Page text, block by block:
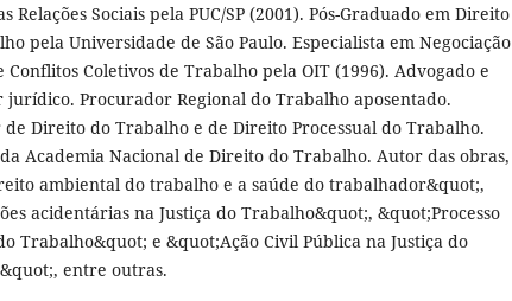
Relações Sociais pela PUC/SP (2001). Pós-Graduado em Direito
pela Universidade de São Paulo. Especialista em Negociação
Conflitos Coletivos de Trabalho pela OIT (1996). Advogado e
jurídico. Procurador Regional do Trabalho aposentado.
de Direito do Trabalho e de Direito Processual do Trabalho.
Academia Nacional de Direito do Trabalho. Autor das obras,
ambiental do trabalho e a saúde do trabalhador&quot;,
acidentárias na Justiça do Trabalho&quot;, &quot;Processo
Trabalho&quot; e &quot;Ação Civil Pública na Justiça do
entre outras.